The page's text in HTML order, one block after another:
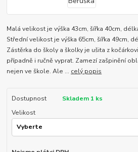
Malá velikost je výška 43cm, šířka 40cm,
Střední velikost je výška 65cm, šířka 49cm,
Zástěrka do školy a školky je ušita z
případně i ručně vyprat. Zamezí zašpinění
nejen ve škole. Ale ... celý popis
Dostupnost
Skladem 1 ks
Velikost